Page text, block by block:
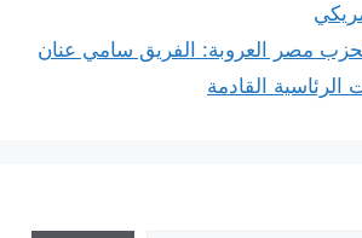
لحزب مصر العروبة: الفريق سامي عنان
الرئاسية القادمة